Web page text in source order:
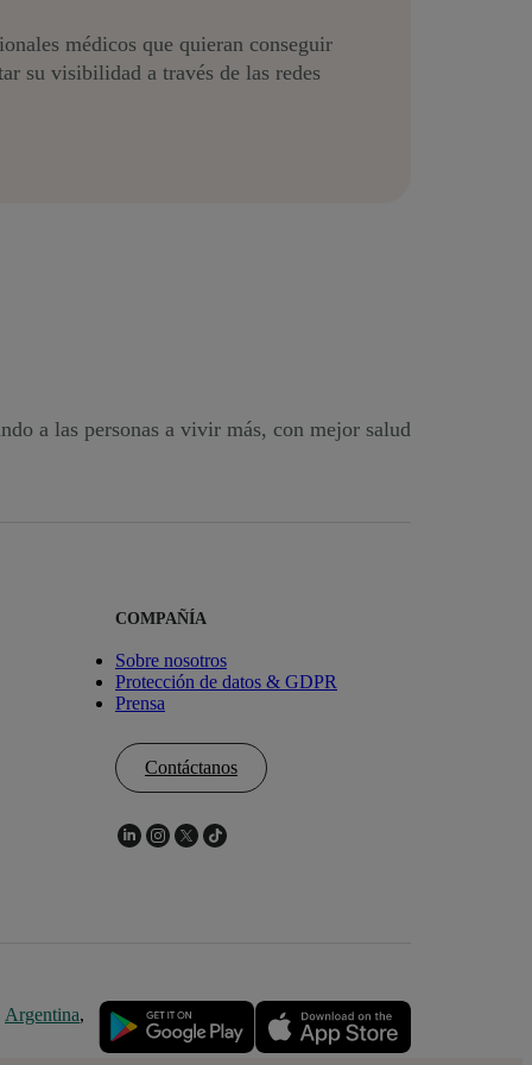
médicos que quieran conseguir
su visibilidad a través de las redes
a las personas a vivir más, con mejor salud
COMPAÑÍA
Sobre nosotros
Protección de datos & GDPR
Prensa
Contáctanos
Argentina,